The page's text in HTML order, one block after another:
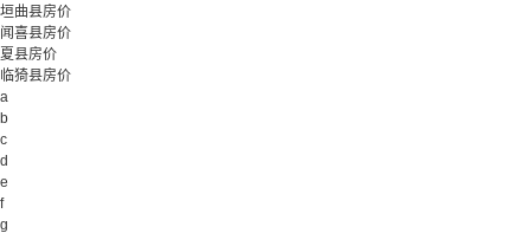
垣曲县房价
闻喜县房价
夏县房价
临猗县房价
a
b
c
d
e
f
g